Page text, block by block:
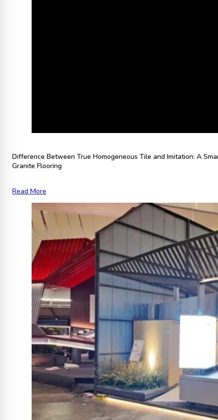
Difference Between True Homogeneous Tile and Imitation: A
Granite Flooring
Read More